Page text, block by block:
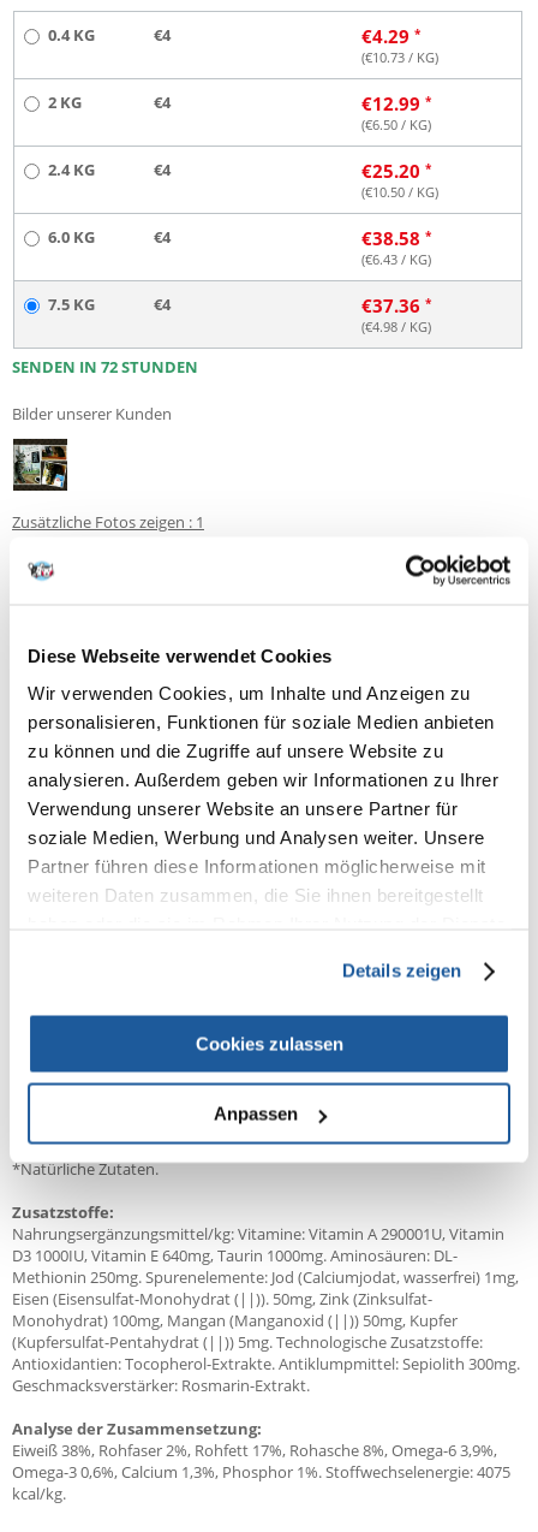
Diese Webseite verwendet Cookies
Wir verwenden Cookies, um Inhalte und Anzeigen zu
personalisieren, Funktionen für soziale Medien anbieten
zu können und die Zugriffe auf unsere Website zu
analysieren. Außerdem geben wir Informationen zu Ihrer
Verwendung unserer Website an unsere Partner für
soziale Medien, Werbung und Analysen weiter. Unsere
Partner führen diese Informationen möglicherweise mit
weiteren Daten zusammen, die Sie ihnen bereitgestellt
Details zeigen
Cookies zulassen
Anpassen
0.4 KG €4 €4.29
(€10.73 / KG)
2 KG €4 €12.99
(€6.50 / KG)
2.4 KG €4 €25.20
(€10.50 / KG)
6.0 KG €4 €38.58
(€6.43 / KG)
7.5 KG €4 €37.36
(€4.98 / KG)
SENDEN IN 72 STUNDEN
Bilder unserer Kunden
Zusätzliche Fotos zeigen : 1
91%
Recommend
91% KUNDEN EMPFEHLEN DIESES PRODUKT
REZENSION VERFASSEN
Hühnerfleisch* 3%), Kartoffeln*, Geflügelfett 9%, Rübenschnitzel*,
getrocknete Bierhefe*, Vitamine und Mineralstoffe, Geflügelsauce 1,5%,
Eipulver*, Lachsöl, Chicorée-Extrakt* 0,2% (Quelle für prebiotische FOS),
Algen*, Schidiger's Yucca-Extrakt*, Cranberry-Pulver.
*Natürliche Zutaten.
Zusatzstoffe:
Nahrungsergänzungsmittel/kg: Vitamine: Vitamin A 290001U, Vitamin
D3 1000IU, Vitamin E 640mg, Taurin 1000mg. Aminosäuren: DL-
Methionin 250mg. Spurenelemente: Jod (Calciumjodat, wasserfrei) 1mg,
Eisen (Eisensulfat-Monohydrat (||)). 50mg, Zink (Zinksulfat-
Monohydrat) 100mg, Mangan (Manganoxid (||)) 50mg, Kupfer
(Kupfersulfat-Pentahydrat (||)) 5mg. Technologische Zusatzstoffe:
Antioxidantien: Tocopherol-Extrakte. Antiklumpmittel: Sepiolith 300mg.
Geschmacksverstärker: Rosmarin-Extrakt.
Analyse der Zusammensetzung:
Eiweiß 38%, Rohfaser 2%, Rohfett 17%, Rohasche 8%, Omega-6 3,9%,
Omega-3 0,6%, Calcium 1,3%, Phosphor 1%. Stoffwechselenergie: 4075
kcal/kg.